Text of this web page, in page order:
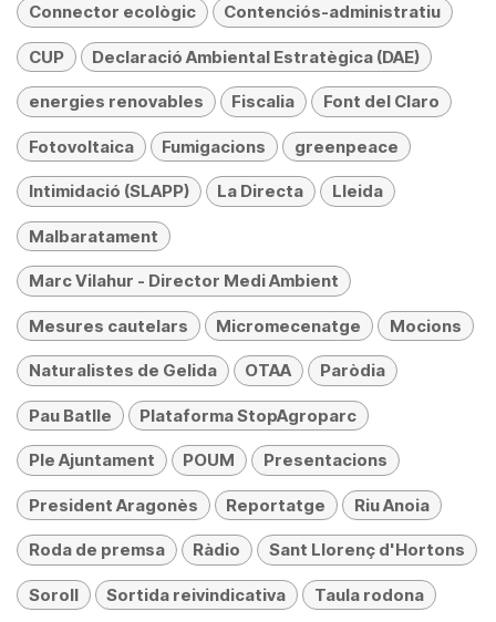
Connector ecològic Contenciós-administratiu
CUP Declaració Ambiental Estratègica (DAE)
energies renovables Fiscalia Font del Claro
Fotovoltaica Fumigacions greenpeace
Intimidació (SLAPP) La Directa Lleida
Malbaratament
Marc Vilahur - Director Medi Ambient
Mesures cautelars Micromecenatge Mocions
Naturalistes de Gelida OTAA Paròdia
Pau Batlle Plataforma StopAgroparc
Ple Ajuntament POUM Presentacions
President Aragonès Reportatge Riu Anoia
Roda de premsa Ràdio Sant Llorenç d'Hortons
Soroll Sortida reivindicativa Taula rodona